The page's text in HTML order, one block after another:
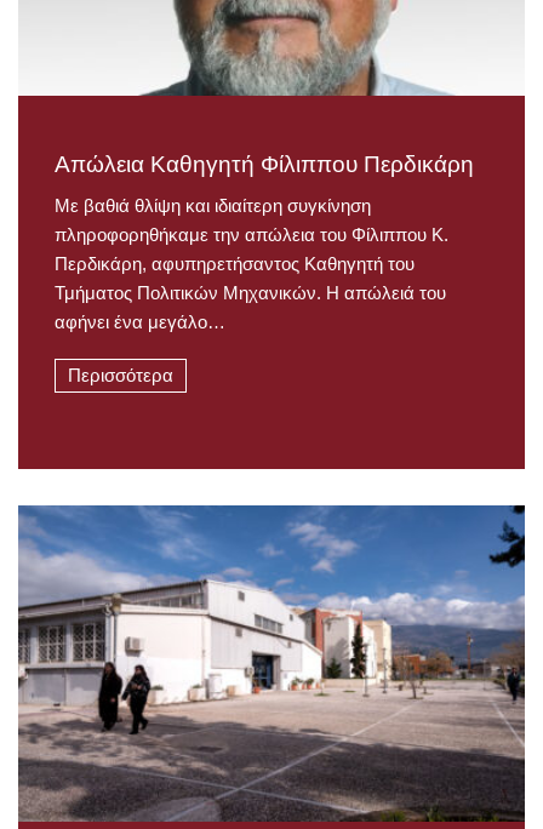
Απώλεια Καθηγητή Φίλιππου Περδικάρη
Με βαθιά θλίψη και ιδιαίτερη συγκίνηση
πληροφορηθήκαμε την απώλεια του Φίλιππου Κ.
Περδικάρη, αφυπηρετήσαντος Καθηγητή του
Τμήματος Πολιτικών Μηχανικών. Η απώλειά του
αφήνει ένα μεγάλο…
Περισσότερα